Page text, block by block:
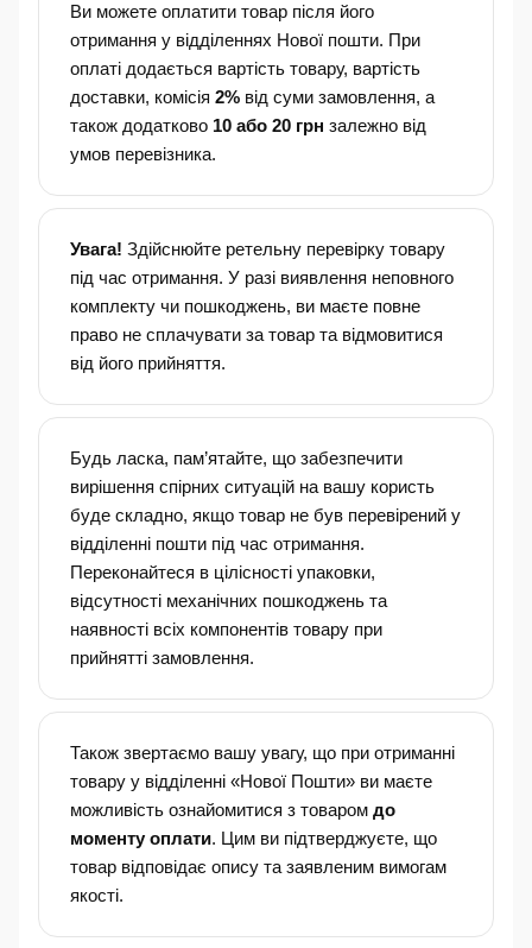
Ви можете оплатити товар після його
отримання у відділеннях Нової пошти. При
оплаті додається вартість товару, вартість
доставки, комісія 2% від суми замовлення, а
також додатково 10 або 20 грн залежно від
умов перевізника.
Увага! Здійснюйте ретельну перевірку товару
під час отримання. У разі виявлення неповного
комплекту чи пошкоджень, ви маєте повне
право не сплачувати за товар та відмовитися
від його прийняття.
Будь ласка, пам’ятайте, що забезпечити
вирішення спірних ситуацій на вашу користь
буде складно, якщо товар не був перевірений у
відділенні пошти під час отримання.
Переконайтеся в цілісності упаковки,
відсутності механічних пошкоджень та
наявності всіх компонентів товару при
прийнятті замовлення.
Також звертаємо вашу увагу, що при отриманні
товару у відділенні «Нової Пошти» ви маєте
можливість ознайомитися з товаром до
моменту оплати. Цим ви підтверджуєте, що
товар відповідає опису та заявленим вимогам
якості.